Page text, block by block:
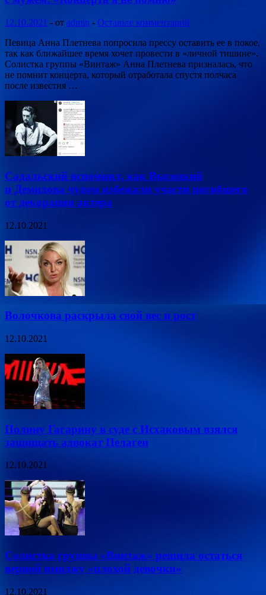
12.10.2021 - от admin - Оставьте комментарий
Певица Анна Плетнева попросила прессу оставить ее в покое,
так как ближайшее время хочет провести в «личной тишине».
Солистка группы «Винтаж» Анна Плетнева призналась, что
не помнит концерта, который отработала спустя полчаса
после известия …
Садальский вспомнил, как Высоцкий
и Демидова чудом избежали участи погибшего
от декорации актера
12.10.2021
Волочкова раскрыла свой вес и рост
12.10.2021
Полину Гагарину в суде с Исхаковым взялся
защищать адвокат Пелагеи
12.10.2021
Солистка группы «Винтаж» решила остаться
верной имиджу «плохой девочки»
12.10.2021